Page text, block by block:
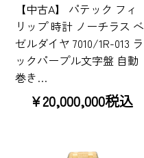
【中古A】 パテック フィ
リップ 時計 ノーチラス ベ
ゼルダイヤ 7010/1R-013 ラ
ックパープル文字盤 自動
巻き…
¥20,000,000税込